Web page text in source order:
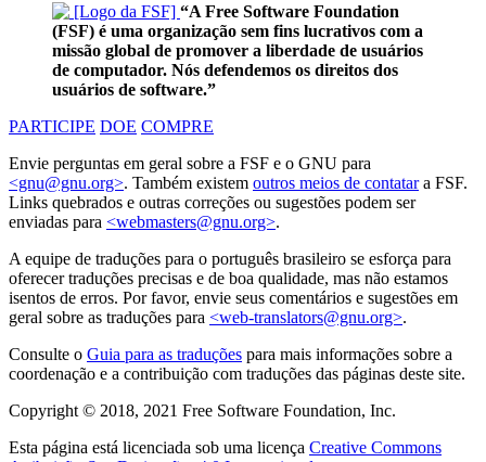
“A Free Software Foundation
(FSF) é uma organização sem fins lucrativos com a
missão global de promover a liberdade de usuários
de computador. Nós defendemos os direitos dos
usuários de software.”
PARTICIPE DOE COMPRE
Envie perguntas em geral sobre a FSF e o GNU para
<gnu@gnu.org>. Também existem outros meios de contatara FSF.
Links quebrados e outras correções ou sugestões podem ser
enviadas para <webmasters@gnu.org>.
A equipe de traduções para o português brasileiro se esforça para
oferecer traduções precisas e de boa qualidade, mas não estamos
isentos de erros. Por favor, envie seus comentários e sugestões em
geral sobre as traduções para <web-translators@gnu.org>.
Consulte o Guia para as traduções para mais informações sobre a
coordenação e a contribuição com traduções das páginas deste site.
Copyright © 2018, 2021 Free Software Foundation, Inc.
Esta página está licenciada sob uma licença Creative Commons